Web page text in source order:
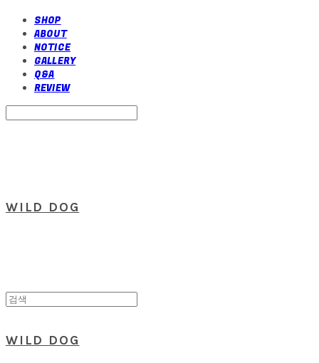
SHOP
ABOUT
NOTICE
GALLERY
Q&A
REVIEW
WILD DOG
WILD DOG